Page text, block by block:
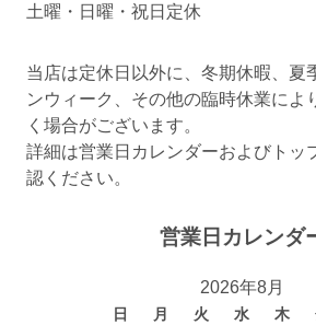
土曜・日曜・祝日定休
当店は定休日以外に、冬期休暇、夏
ンウィーク、その他の臨時休業によ
く場合がございます。
詳細は営業日カレンダーおよびトッ
認ください。
営業日カレンダ
2026年8月
日 月 火 水 木